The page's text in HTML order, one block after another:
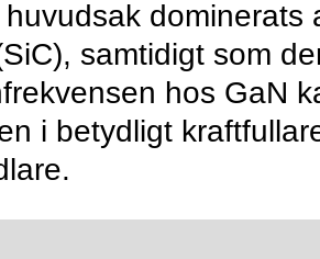
dominerats
samtidigt som
hos GaN
i betydligt